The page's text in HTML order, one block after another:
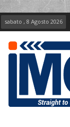
sabato , 8 Agosto 2026